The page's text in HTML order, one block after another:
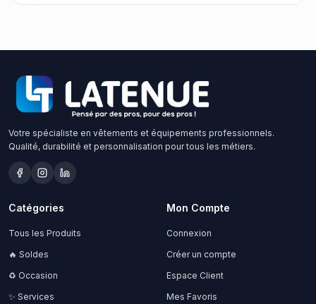
Votre spécialiste en vêtements et équipements professionnels.
Qualité, durabilité et personnalisation pour tous les métiers.
Catégories
Tous les Produits
🔥 Soldes
♻️ Occasion
✨ Services
Mon Compte
Connexion
Créer un compte
Espace Client
Mes Favoris